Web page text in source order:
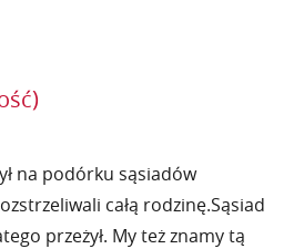
na podórku sąsiadów
całą rodzinę.Sąsiad
przeżył. My też znamy tą